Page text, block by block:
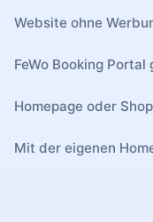
Website ohne
FeWo Booking Portal
Homepage oder
Mit der eigenen